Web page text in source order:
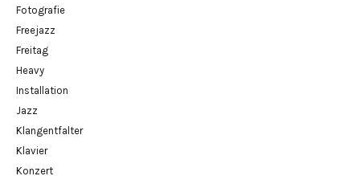
Fotografie
Freejazz
Freitag
Heavy
Installation
Jazz
Klangentfalter
Klavier
Konzert